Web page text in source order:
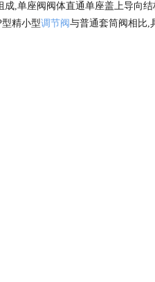
,单座阀阀体直通单座盖上导向
精小型调节阀与普通套筒阀相比,